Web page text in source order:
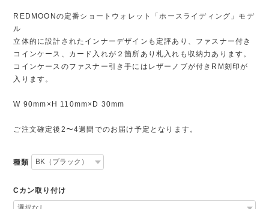
REDMOONの定番ショートウォレット「ホースライディング」モデ
ル
立体的に設計されたインナーデザインも定評あり、ファスナー付き
コインケース、カード入れが２箇所あり札入れも収納力あります。
コインケースのファスナー引き手にはレザーノブが付きRM刻印が
入ります。
W 90mm×H 110mm×D 30mm
ご注文確定後2〜4週間でのお届け予定となります。
種類
Cカン取り付け